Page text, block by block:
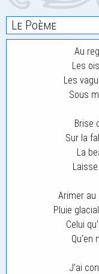
Le Poème
Au
Les
Les
Sous
Brise
Sur la
La
Arimer au
Pluie
Celui
J’ai